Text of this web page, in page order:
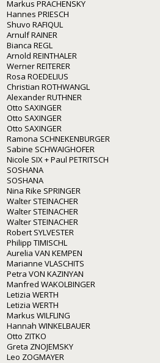
Markus PRACHENSKY
Hannes PRIESCH
Shuvo RAFIQUL
Arnulf RAINER
Bianca REGL
Arnold REINTHALER
Werner REITERER
Rosa ROEDELIUS
Christian ROTHWANGL
Alexander RUTHNER
Otto SAXINGER
Otto SAXINGER
Otto SAXINGER
Ramona SCHNEKENBURGER
Sabine SCHWAIGHOFER
Nicole SIX + Paul PETRITSCH
SOSHANA
SOSHANA
Nina Rike SPRINGER
Walter STEINACHER
Walter STEINACHER
Walter STEINACHER
Robert SYLVESTER
Philipp TIMISCHL
Aurelia VAN KEMPEN
Marianne VLASCHITS
Petra VON KAZINYAN
Manfred WAKOLBINGER
Letizia WERTH
Letizia WERTH
Markus WILFLING
Hannah WINKELBAUER
Otto ZITKO
Greta ZNOJEMSKY
Leo ZOGMAYER